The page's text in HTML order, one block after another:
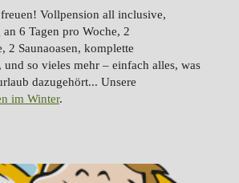
Vollpension all inclusive,
6 Tagen pro Woche, 2
2 Saunaoasen, komplette
und so vieles mehr – einfach alles, was
dazugehört... Unsere
im Winter.